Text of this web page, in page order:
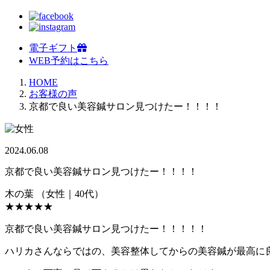
電子ギフト
WEB予約はこちら
HOME
お客様の声
京都で良い美容鍼サロン見つけたー！！！！
2024.06.08
京都で良い美容鍼サロン見つけたー！！！！
木の葉
（女性｜40代）
★★★★★
京都で良い美容鍼サロン見つけたー！！！！！
ハリカさんならではの、美容整体してからの美容鍼が最